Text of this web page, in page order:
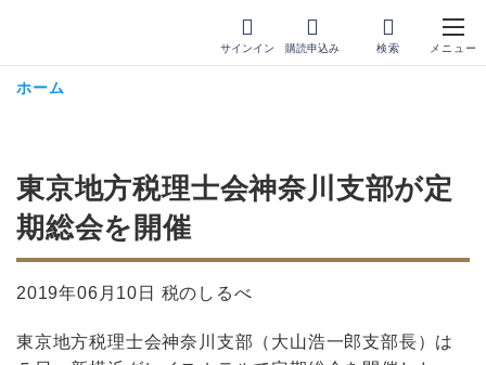
サインイン 購読申込み
ホーム
東京地方税理士会神奈川支部が定
期総会を開催
2019年06月10日 税のしるべ
東京地方税理士会神奈川支部（大山浩一郎支部長）は